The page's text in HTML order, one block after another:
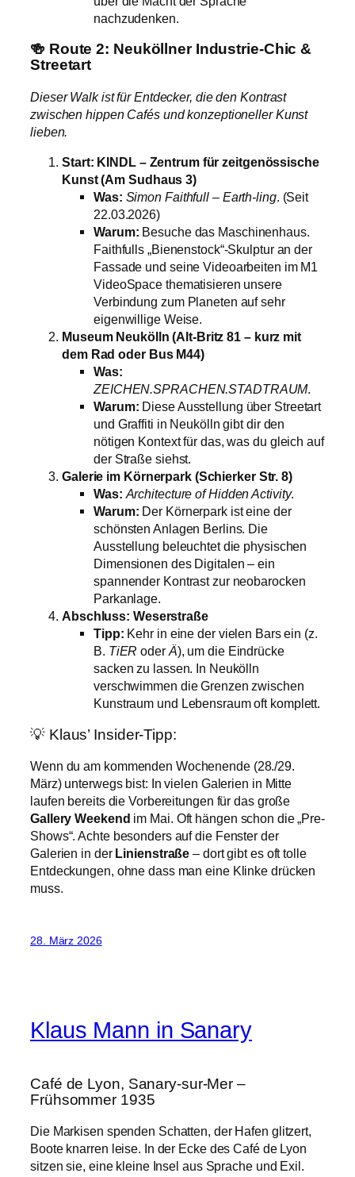
nachzudenken.
🍻 Route 2: Neuköllner Industrie-Chic &
Streetart
Dieser Walk ist für Entdecker, die den Kontrast
zwischen hippen Cafés und konzeptioneller Kunst
lieben.
Start: KINDL – Zentrum für zeitgenössische
Kunst (Am Sudhaus 3)
Was: Simon Faithfull – Earth-ling. (Seit
22.03.2026)
Warum: Besuche das Maschinenhaus.
Faithfulls „Bienenstock“-Skulptur an der
Fassade und seine Videoarbeiten im M1
VideoSpace thematisieren unsere
Verbindung zum Planeten auf sehr
eigenwillige Weise.
Museum Neukölln (Alt-Britz 81 – kurz mit
dem Rad oder Bus M44)
Was:
ZEICHEN.SPRACHEN.STADTRAUM.
Warum: Diese Ausstellung über Streetart
und Graffiti in Neukölln gibt dir den
nötigen Kontext für das, was du gleich auf
der Straße siehst.
Galerie im Körnerpark (Schierker Str. 8)
Was: Architecture of Hidden Activity.
Warum: Der Körnerpark ist eine der
schönsten Anlagen Berlins. Die
Ausstellung beleuchtet die physischen
Dimensionen des Digitalen – ein
spannender Kontrast zur neobarocken
Parkanlage.
Abschluss: Weserstraße
Tipp: Kehr in eine der vielen Bars ein (z.
B. TiER oder Ä), um die Eindrücke
sacken zu lassen. In Neukölln
verschwimmen die Grenzen zwischen
Kunstraum und Lebensraum oft komplett.
💡 Klaus’ Insider-Tipp:
Wenn du am kommenden Wochenende (28./29.
März) unterwegs bist: In vielen Galerien in Mitte
laufen bereits die Vorbereitungen für das große
Gallery Weekend im Mai. Oft hängen schon die „Pre-
Shows“. Achte besonders auf die Fenster der
Galerien in der Linienstraße – dort gibt es oft tolle
Entdeckungen, ohne dass man eine Klinke drücken
muss.
28. März 2026
Klaus Mann in Sanary
Café de Lyon, Sanary-sur-Mer –
Frühsommer 1935
Die Markisen spenden Schatten, der Hafen glitzert,
Boote knarren leise. In der Ecke des Café de Lyon
sitzen sie, eine kleine Insel aus Sprache und Exil.